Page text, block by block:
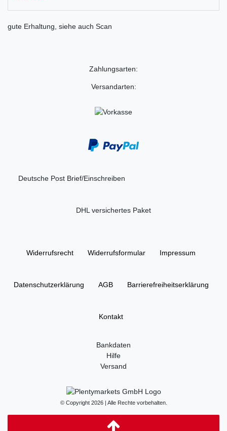
gute Erhaltung, siehe auch Scan
Zahlungsarten:
Versandarten:
Deutsche Post Brief/Einschreiben
DHL versichertes Paket
Widerrufs­recht Widerrufs­formular Impressum
Daten­schutz­erklärung AGB Barrierefreiheitserklärung
Kontakt
Bankdaten
Hilfe
Versand
© Copyright 2026 | Alle Rechte vorbehalten.